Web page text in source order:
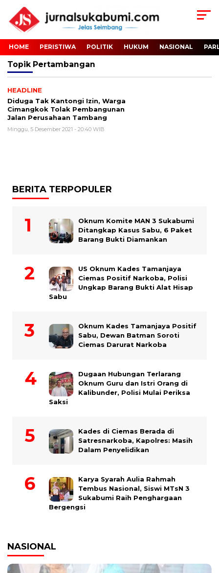
HOME PERISTIWA POLITIK HUKUM NASIONAL
Topik Pertambangan
HEADLINE
Diduga Tak Kantongi Izin, Warga
Cimangkok Tolak Pembangunan
Jalan Perusahaan Tambang
Minggu, 5 Desember 2021 - 20:40 WIB
BERITA TERPOPULER
Oknum Komite MAN 3 Sukabumi
Ditangkap Kasus Sabu, 6 Paket
Barang Bukti Diamankan
US Oknum Kades Tamanjaya
Ciemas Positif Narkoba, Polisi
Ungkap Barang Bukti Alat Hisap
Sabu
Oknum Kades Tamanjaya Positif
Sabu, Dewan Batman Soroti
Ciemas Darurat Narkoba
Dugaan Hubungan Terlarang
Oknum Guru dan Istri Orang di
Kalibunder, Polisi Mulai Periksa
Saksi
Kades di Ciemas Berada di
Satresnarkoba, Kapolres: Masih
Dalam Penyelidikan
Karya Syarah Aulia Rahmah
Tembus Nasional, Siswi MTsN 3
Sukabumi Raih Penghargaan
Bergengsi
NASIONAL